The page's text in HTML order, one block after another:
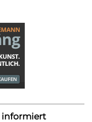
informiert